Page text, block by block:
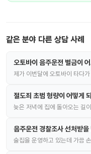
같은 분야 다른 상담 사례
오토바이 음주운전 벌금이
제가 이번달에 오토바이 타다
절도죄 초범 형량이 어떻게
늦은 저녁에 집에 돌아오는 길
음주운전 경찰조사 선처받
술집을 운영하고 있는데 가끔